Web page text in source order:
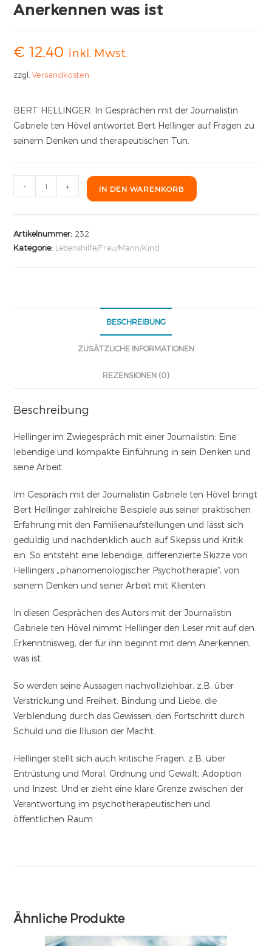
Anerkennen was ist
€ 12,40 inkl. Mwst.
zzgl.Versandkosten
BERT HELLINGER. In Gesprächen mit der Journalistin
Gabriele ten Hövel antwortet Bert Hellinger auf Fragen zu
seinem Denken und therapeutischen Tun.
- + IN DEN WARENKORB
Artikelnummer: 232
Kategorie: Lebenshilfe/Frau/Mann/Kind
BESCHREIBUNG
ZUSÄTZLICHE INFORMATIONEN
REZENSIONEN (0)
Beschreibung
Hellinger im Zwiegespräch mit einer Journalistin: Eine
lebendige und kompakte Einführung in sein Denken und
seine Arbeit.
Im Gespräch mit der Journalistin Gabriele ten Hövel bringt
Bert Hellinger zahlreiche Beispiele aus seiner praktischen
Erfahrung mit den Familienaufstellungen und lässt sich
geduldig und nachdenklich auch auf Skepsis und Kritik
ein. So entsteht eine lebendige, differenzierte Skizze von
Hellingers „phänomenologischer Psychotherapie“, von
seinem Denken und seiner Arbeit mit Klienten.
In diesen Gesprächen des Autors mit der Journalistin
Gabriele ten Hövel nimmt Hellinger den Leser mit auf den
Erkenntnisweg, der für ihn beginnt mit dem Anerkennen,
was ist.
So werden seine Aussagen nachvollziehbar, z.B. über
Verstrickung und Freiheit, Bindung und Liebe, die
Verblendung durch das Gewissen, den Fortschritt durch
Schuld und die Illusion der Macht.
Hellinger stellt sich auch kritische Fragen, z.B. über
Entrüstung und Moral, Ordnung und Gewalt, Adoption
und Inzest. Und er zieht eine klare Grenze zwischen der
Verantwortung im psychotherapeutischen und
öffentlichen Raum.
Ähnliche Produkte